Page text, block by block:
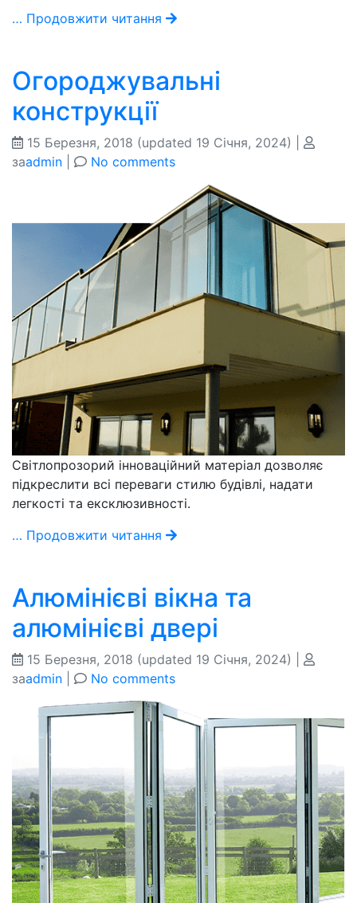
… Продовжити читання
Огороджувальні
конструкції
15 Березня, 2018 (updated 19 Січня, 2024)
заadmin No comments
Світлопрозорий інноваційний матеріал дозволяє
підкреслити всі переваги стилю будівлі, надати
легкості та ексклюзивності.
… Продовжити читання
Алюмінієві вікна та
алюмінієві двері
15 Березня, 2018 (updated 19 Січня, 2024)
заadmin No comments